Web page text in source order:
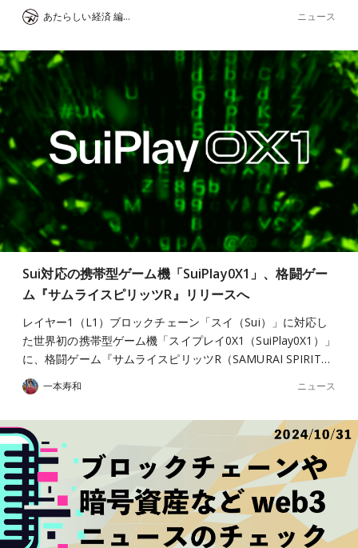
あたらしい経済 編集部 ニュース
Sui対応の携帯型ゲーム機「SuiPlay0X1」、格闘ゲー
ム『サムライスピリッツR』リリースへ
レイヤー1（L1）ブロックチェーン「スイ（Sui）」に対応し
た世界初の携帯型ゲーム機「スイプレイ0X1（SuiPlay0X1）」
に、格闘ゲーム『サムライスピリッツR（SAMURAI SPIRIT…
一本寿和 ニュース